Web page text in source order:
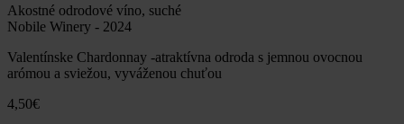
Ripňany
Akostné odrodové víno, suché
Nobile Winery - 2024
Valentínske Chardonnay -atraktívna odroda s jemnou ovocnou
arómou a sviežou, vyváženou chuťou
4,50€